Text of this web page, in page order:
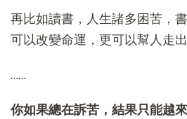
再比如讀書，人生諸多困苦，
可以改變命運，更可以幫人走出
……
你如果總在訴苦，結果只能越來